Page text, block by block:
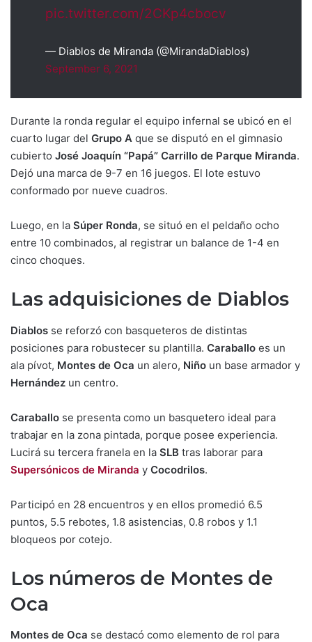
pic.twitter.com/2CKp4cbocv
— Diablos de Miranda (@MirandaDiablos)
September 6, 2021
Durante la ronda regular el equipo infernal se ubicó en el
cuarto lugar del Grupo A que se disputó en el gimnasio
cubierto José Joaquín “Papá” Carrillo de Parque Miranda.
Dejó una marca de 9-7 en 16 juegos. El lote estuvo
conformado por nueve cuadros.
Luego, en la Súper Ronda, se situó en el peldaño ocho
entre 10 combinados, al registrar un balance de 1-4 en
cinco choques.
Las adquisiciones de Diablos
Diablos se reforzó con basqueteros de distintas
posiciones para robustecer su plantilla. Caraballo es un
ala pívot, Montes de Oca un alero, Niño un base armador y
Hernández un centro.
Caraballo se presenta como un basquetero ideal para
trabajar en la zona pintada, porque posee experiencia.
Lucirá su tercera franela en la SLB tras laborar para
Supersónicos de Miranda y Cocodrilos.
Participó en 28 encuentros y en ellos promedió 6.5
puntos, 5.5 rebotes, 1.8 asistencias, 0.8 robos y 1.1
bloqueos por cotejo.
Los números de Montes de
Oca
Montes de Oca se destacó como elemento de rol para